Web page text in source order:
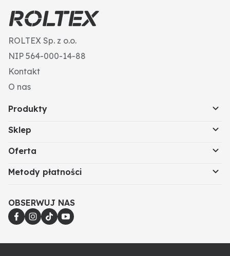
rodzaju oleju zalecanych przez producenta. Bardzo
ważne jest, aby nie mieszać różnych rodzajów oleju.
ROLTEX Sp. z o.o.
NIP 564-000-14-88
Kontakt
O nas
Produkty
Sklep
Oferta
Metody płatności
OBSERWUJ NAS